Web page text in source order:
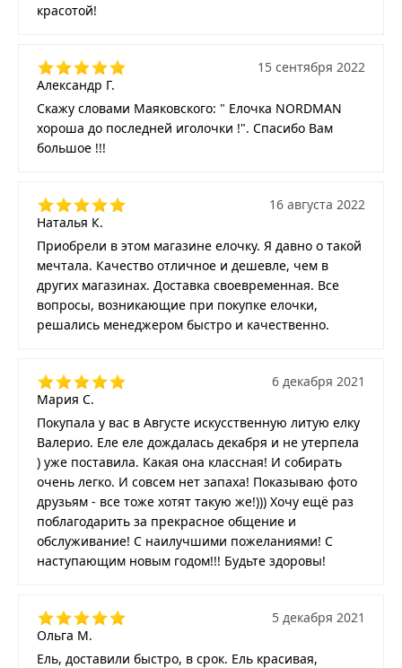
красотой!
Александр Г.
15 сентября 2022
Скажу словами Маяковского: " Елочка NORDMAN
хороша до последней иголочки !". Спасибо Вам
большое !!!
Наталья К.
16 августа 2022
Приобрели в этом магазине елочку. Я давно о такой
мечтала. Качество отличное и дешевле, чем в
других магазинах. Доставка своевременная. Все
вопросы, возникающие при покупке елочки,
решались менеджером быстро и качественно.
Мария С.
6 декабря 2021
Покупала у вас в Августе искусственную литую елку
Валерио. Еле еле дождалась декабря и не утерпела
) уже поставила. Какая она классная! И собирать
очень легко. И совсем нет запаха! Показываю фото
друзьям - все тоже хотят такую же!))) Хочу ещё раз
поблагодарить за прекрасное общение и
обслуживание! С наилучшими пожеланиями! С
наступающим новым годом!!! Будьте здоровы!
Ольга М.
5 декабря 2021
Ель, доставили быстро, в срок. Ель красивая,